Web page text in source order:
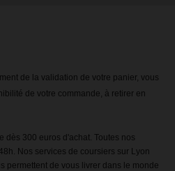
de la validation de votre panier, vous
de votre commande, à retirer en
dès 300 euros d'achat. Toutes nos
Nos services de coursiers sur Lyon
permettent de vous livrer dans le monde